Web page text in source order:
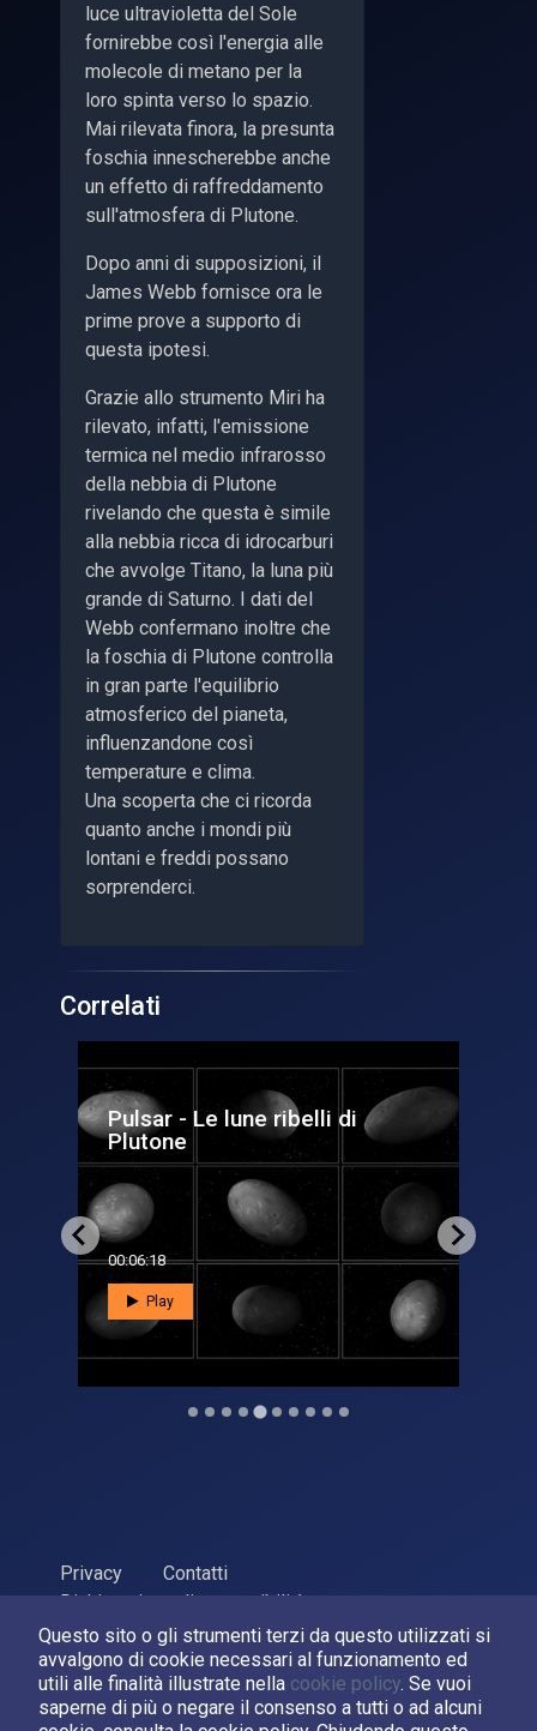
Questo sito o gli strumenti terzi da questo utilizzati si
avvalgono di cookie necessari al funzionamento ed
utili alle finalità illustrate nella cookie policy. Se vuoi
saperne di più o negare il consenso a tutti o ad alcuni
luce ultravioletta del Sole
fornirebbe così l'energia alle
molecole di metano per la
loro spinta verso lo spazio.
Mai rilevata finora, la presunta
foschia innescherebbe anche
un effetto di raffreddamento
sull'atmosfera di Plutone.
Dopo anni di supposizioni, il
James Webb fornisce ora le
prime prove a supporto di
questa ipotesi.
Grazie allo strumento Miri ha
rilevato, infatti, l'emissione
termica nel medio infrarosso
della nebbia di Plutone
rivelando che questa è simile
alla nebbia ricca di idrocarburi
che avvolge Titano, la luna più
grande di Saturno. I dati del
Webb confermano inoltre che
la foschia di Plutone controlla
in gran parte l'equilibrio
atmosferico del pianeta,
influenzandone così
temperature e clima.
Una scoperta che ci ricorda
quanto anche i mondi più
lontani e freddi possano
sorprenderci.
Correlati
Pulsar - Le lune ribelli di
Plutone
00:06:18
Play
Privacy
Contatti
Dichiarazione di accessibilità
ASI Agenzia Spaziale Italiana, 2026. P.Iva 03638121008
Sviluppato daLPM